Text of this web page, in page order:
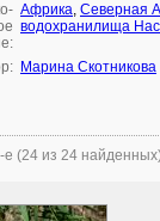
Африка, Северная
водохранилища
Марина Скотникова
е (24 из 24